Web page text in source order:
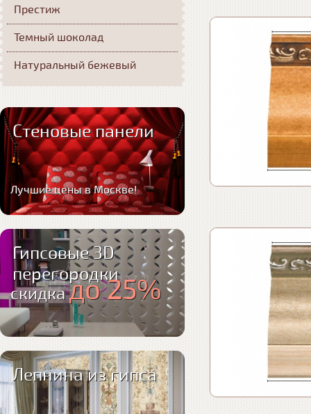
Престиж
Темный шоколад
Натуральный бежевый
Стеновые панели
Лучшие цены в Москве!
Гипсовые 3D
перегородки
скидкадо 25%
Лепнина из гипса